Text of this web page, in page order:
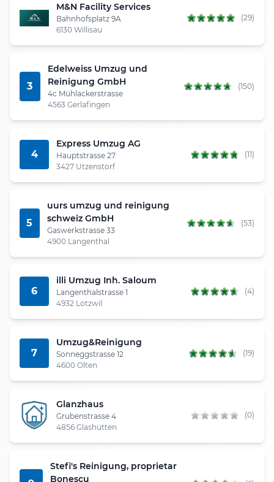
M&N Facility Services
Bahnhofsplatz 9A
6130 Willisau
(29)
3
Edelweiss Umzug und
Reinigung GmbH
4c Mühlackerstrasse
4563 Gerlafingen
(150)
4
Express Umzug AG
Hauptstrasse 27
3427 Utzenstorf
(11)
5
uurs umzug und reinigung
schweiz GmbH
Gaswerkstrasse 33
4900 Langenthal
(53)
6
illi Umzug Inh. Saloum
Langenthalstrasse 1
4932 Lotzwil
(4)
7
Umzug&Reinigung
Sonneggstrasse 12
4600 Olten
(19)
Glanzhaus
Grubenstrasse 4
4856 Glashütten
(0)
Stefi's Reinigung, proprietar
Bonescu